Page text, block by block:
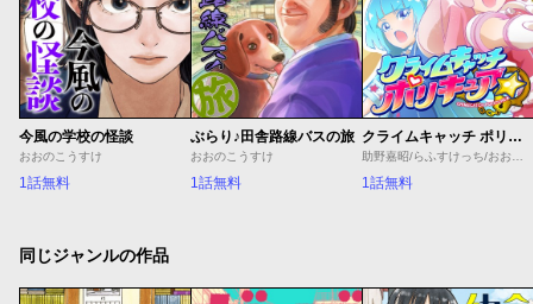
今風の学校の怪談
おおのこうすけ
1話無料
ぶらり♪田舎路線バスの旅
おおのこうすけ
1話無料
クライムキャッチ ポリキュア☆
1話無料
同じジャンルの作品